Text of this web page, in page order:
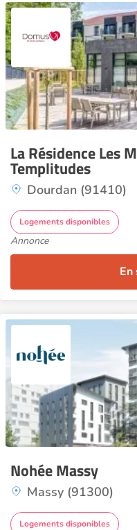
La Résidence Les
Templitudes
Dourdan (91410)
Logements disponibles
Annonce
En
Nohée Massy
Massy (91300)
Logements disponibles